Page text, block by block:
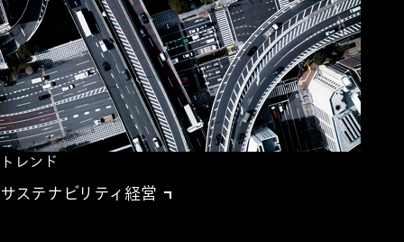
トレンド
サステナビリティ経営